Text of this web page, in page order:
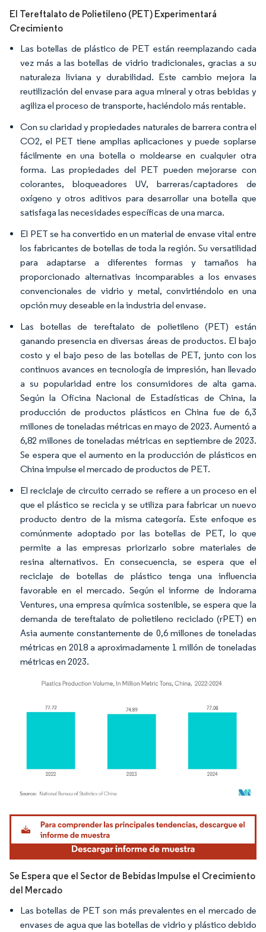
El Tereftalato de Polietileno (PET) Experimentará
Crecimiento
Las botellas de plástico de PET están reemplazando cada
vez más a las botellas de vidrio tradicionales, gracias a su
naturaleza liviana y durabilidad. Este cambio mejora la
reutilización del envase para agua mineral y otras bebidas y
agiliza el proceso de transporte, haciéndolo más rentable.
Con su claridad y propiedades naturales de barrera contra el
CO2, el PET tiene amplias aplicaciones y puede soplarse
fácilmente en una botella o moldearse en cualquier otra
forma. Las propiedades del PET pueden mejorarse con
colorantes, bloqueadores UV, barreras/captadores de
oxígeno y otros aditivos para desarrollar una botella que
satisfaga las necesidades específicas de una marca.
El PET se ha convertido en un material de envase vital entre
los fabricantes de botellas de toda la región. Su versatilidad
para adaptarse a diferentes formas y tamaños ha
proporcionado alternativas incomparables a los envases
convencionales de vidrio y metal, convirtiéndolo en una
opción muy deseable en la industria del envase.
Las botellas de tereftalato de polietileno (PET) están
ganando presencia en diversas áreas de productos. El bajo
costo y el bajo peso de las botellas de PET, junto con los
continuos avances en tecnología de impresión, han llevado
a su popularidad entre los consumidores de alta gama.
Según la Oficina Nacional de Estadísticas de China, la
producción de productos plásticos en China fue de 6,3
millones de toneladas métricas en mayo de 2023. Aumentó a
6,82 millones de toneladas métricas en septiembre de 2023.
Se espera que el aumento en la producción de plásticos en
China impulse el mercado de productos de PET.
El reciclaje de circuito cerrado se refiere a un proceso en el
que el plástico se recicla y se utiliza para fabricar un nuevo
producto dentro de la misma categoría. Este enfoque es
comúnmente adoptado por las botellas de PET, lo que
permite a las empresas priorizarlo sobre materiales de
resina alternativos. En consecuencia, se espera que el
reciclaje de botellas de plástico tenga una influencia
favorable en el mercado. Según el informe de Indorama
Ventures, una empresa química sostenible, se espera que la
demanda de tereftalato de polietileno reciclado (rPET) en
Asia aumente constantemente de 0,6 millones de toneladas
métricas en 2018 a aproximadamente 1 millón de toneladas
métricas en 2023.
Imagen © Mordor Intelligence. El uso requiere atribución según CC BY 4.0.
Se Espera que el Sector de Bebidas Impulse el Crecimiento
del Mercado
Las botellas de PET son más prevalentes en el mercado de
envases de agua que las botellas de vidrio y plástico debido